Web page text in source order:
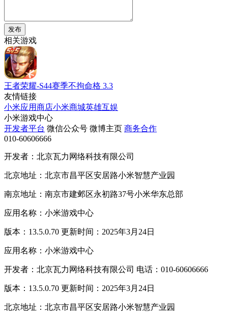
发布
相关游戏
王者荣耀-S44赛季不拘命格 3.3
友情链接
小米应用商店小米商城英雄互娱
小米游戏中心
开发者平台 微信公众号 微博主页 商务合作
010-60606666
开发者：北京瓦力网络科技有限公司
北京地址：北京市昌平区安居路小米智慧产业园
南京地址：南京市建邺区永初路37号小米华东总部
应用名称：小米游戏中心
版本：13.5.0.70 更新时间：2025年3月24日
应用名称：小米游戏中心
开发者：北京瓦力网络科技有限公司 电话：010-60606666
版本：13.5.0.70 更新时间：2025年3月24日
北京地址：北京市昌平区安居路小米智慧产业园